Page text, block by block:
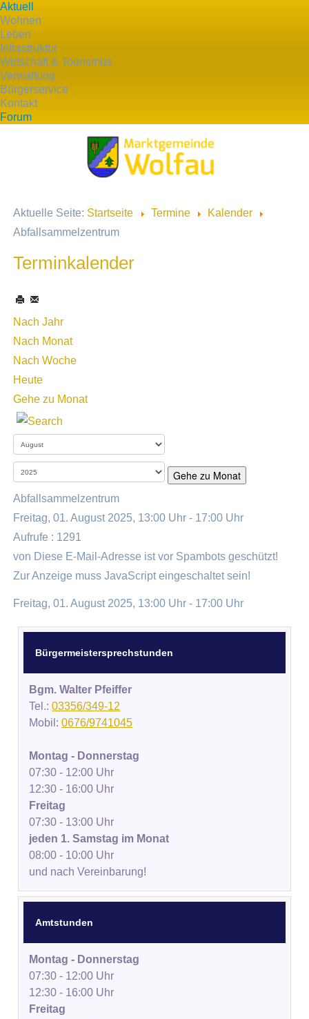
Aktuell
Wohnen
Leben
Infrastruktur
Wirtschaft & Tourismus
Verwaltung
Bürgerservice
Kontakt
Forum
Aktuelle Seite: Startseite Termine
Kalender
Abfallsammelzentrum
Terminkalender
Nach Jahr
Nach Monat
Nach Woche
Heute
Gehe zu Monat
Gehe zu Monat
Abfallsammelzentrum
Freitag, 01. August 2025, 13:00 Uhr - 17:00 Uhr
Aufrufe : 1291
von Diese E-Mail-Adresse ist vor Spambots geschützt!
Zur Anzeige muss JavaScript eingeschaltet sein!
Freitag, 01. August 2025, 13:00 Uhr - 17:00 Uhr
Bürgermeistersprechstunden
Bgm. Walter Pfeiffer
Tel.:03356/349-12
Mobil:0676/9741045
Montag - Donnerstag
07:30 - 12:00 Uhr
12:30 - 16:00 Uhr
Freitag
07:30 - 13:00 Uhr
jeden 1. Samstag im Monat
08:00 - 10:00 Uhr
und nach Vereinbarung!
Amtstunden
Montag - Donnerstag
07:30 - 12:00 Uhr
12:30 - 16:00 Uhr
Freitag